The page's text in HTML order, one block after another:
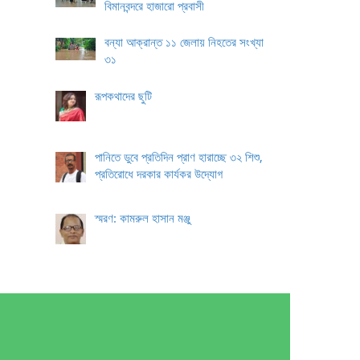
বিমানবন্দরে হাজারো প্রবাসী
বন্যা আক্রান্ত ১১ জেলায় নিহতের সংখ্যা
৩১
রূপকথাদের ছুটি
পানিতে ডুবে প্রতিদিন প্রাণ হারাচ্ছে ৩২ শিশু,
প্রতিরোধে দরকার কার্যকর উদ্যোগ
স্মরণ: কামরুল হাসান মঞ্জু